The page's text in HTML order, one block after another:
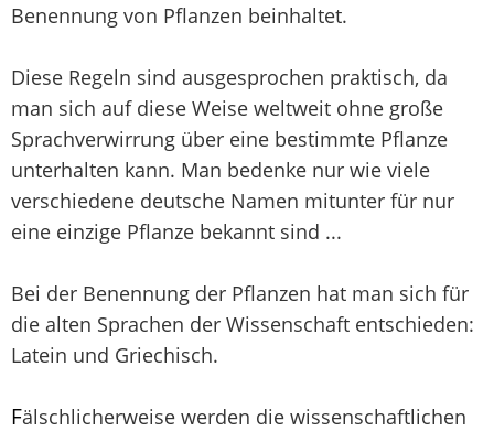
Benennung von Pflanzen beinhaltet.
Diese Regeln sind ausgesprochen praktisch, da
man sich auf diese Weise weltweit ohne große
Sprachverwirrung über eine bestimmte Pflanze
unterhalten kann. Man bedenke nur wie viele
verschiedene deutsche Namen mitunter für nur
eine einzige Pflanze bekannt sind ...
Bei der Benennung der Pflanzen hat man sich für
die alten Sprachen der Wissenschaft entschieden:
Latein und Griechisch.
Fälschlicherweise werden die wissenschaftlichen